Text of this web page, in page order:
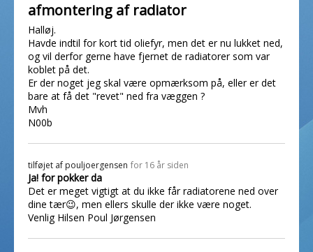
afmontering af radiator
Halløj.
Havde indtil for kort tid oliefyr, men det er nu lukket ned,
og vil derfor gerne have fjernet de radiatorer som var
koblet på det.
Er der noget jeg skal være opmærksom på, eller er det
bare at få det "revet" ned fra væggen ?
Mvh
N00b
tilføjet af pouljoergensen for 16 år siden
Ja! for pokker da
Det er meget vigtigt at du ikke får radiatorene ned over
dine tær😉, men ellers skulle der ikke være noget.
Venlig Hilsen Poul Jørgensen